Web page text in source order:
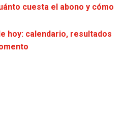
cuesta el abono y cómo
hoy: calendario, resultados